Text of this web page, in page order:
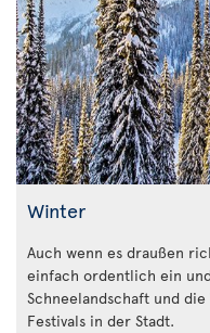
Winter
Auch wenn es draußen
einfach ordentlich ein
Schneelandschaft und
Festivals in der Stadt.